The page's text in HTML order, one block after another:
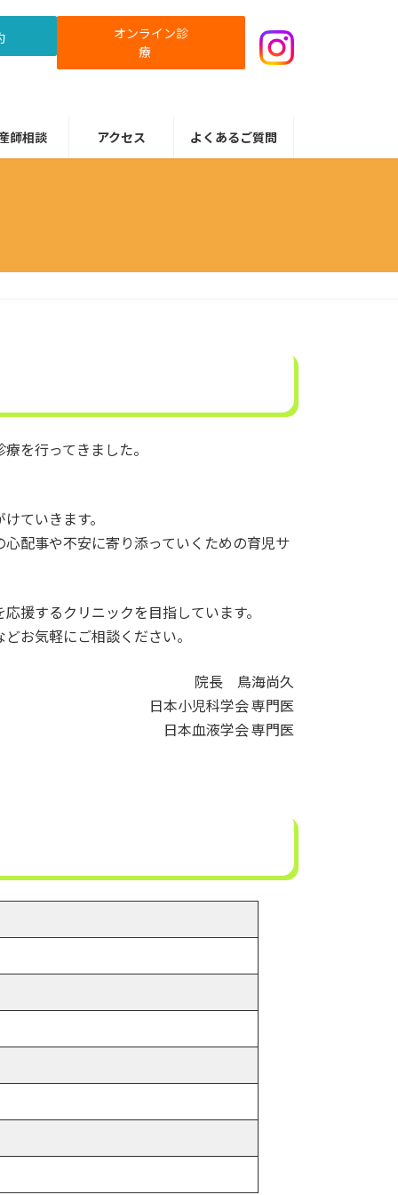
オンライン診
療
師相談 アクセス よくあるご質問
を行ってきました。
ていきます。
配事や不安に寄り添っていくための育児サ
援するクリニックを目指しています。
お気軽にご相談ください。
院長 鳥海尚久
日本小児科学会 専門医
日本血液学会 専門医